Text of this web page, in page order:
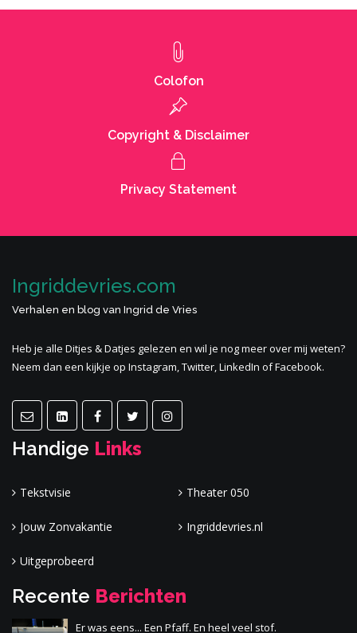
Colofon
Copyright & Disclaimer
Privacy Statement
Ingriddevries.com
Verhalen en blog van Ingrid de Vries
Heb je alle Ditjes & Datjes gelezen en wil je nog meerover mij weten?
Neem dan een kijkje op Instagram, Twitter, LinkedIn of Facebook.
Handige Links
Tekstvisie Theater 050
Jouw Zonvakantie Ingriddevries.nl
Uitgeprobeerd
Recente Berichten
Er was eens... Een Pfaff. En heel veel stof.